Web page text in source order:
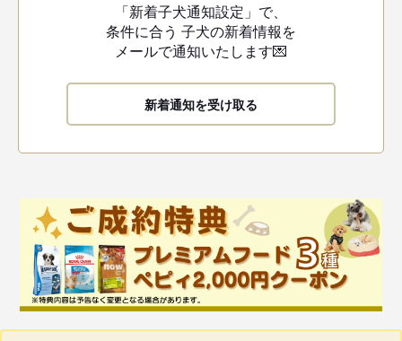
「新着子犬通知設定」で、
条件に合う 子犬の新着情報を
メールで通知いたします💌
新着通知を受け取る